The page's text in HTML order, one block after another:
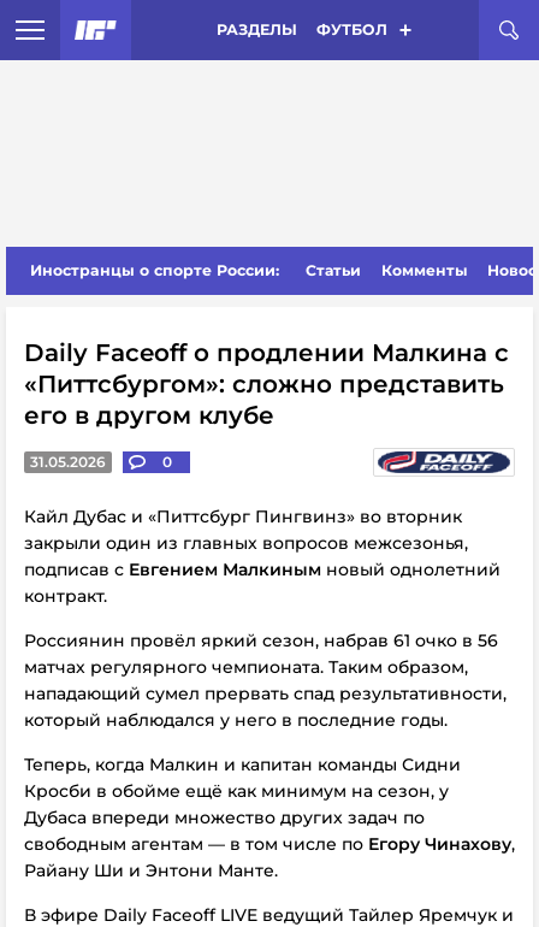
РАЗДЕЛЫ ФУТБОЛ
Иностранцы о спорте России: Статьи Комменты
Daily Faceoff о продлении Малкина с
«Питтсбургом»: сложно представить
его в другом клубе
31.05.2026 0
Кайл Дубас и «Питтсбург Пингвинз» во вторник
закрыли один из главных вопросов межсезонья,
подписав с Евгением Малкиным новый однолетний
контракт.
Россиянин провёл яркий сезон, набрав 61 очко в 56
матчах регулярного чемпионата. Таким образом,
нападающий сумел прервать спад результативности,
который наблюдался у него в последние годы.
Теперь, когда Малкин и капитан команды Сидни
Кросби в обойме ещё как минимум на сезон, у
Дубаса впереди множество других задач по
свободным агентам — в том числе по Егору Чинахову,
Райану Ши и Энтони Манте.
В эфире Daily Faceoff LIVE ведущий Тайлер Яремчук и